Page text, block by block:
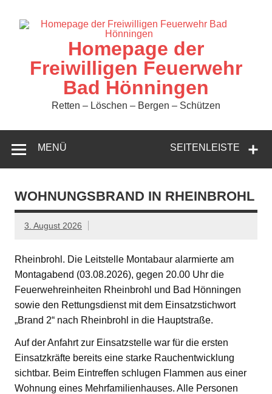
springen
Homepage der
Freiwilligen Feuerwehr
Bad Hönningen
Retten – Löschen – Bergen – Schützen
SEITENLEISTE
MENÜ
WOHNUNGSBRAND IN RHEINBROHL
3. August 2026
Rheinbrohl. Die Leitstelle Montabaur alarmierte am
Montagabend (03.08.2026), gegen 20.00 Uhr die
Feuerwehreinheiten Rheinbrohl und Bad Hönningen
sowie den Rettungsdienst mit dem Einsatzstichwort
„Brand 2“ nach Rheinbrohl in die Hauptstraße.
Auf der Anfahrt zur Einsatzstelle war für die ersten
Einsatzkräfte bereits eine starke Rauchentwicklung
sichtbar. Beim Eintreffen schlugen Flammen aus einer
Wohnung eines Mehrfamilienhauses. Alle Personen